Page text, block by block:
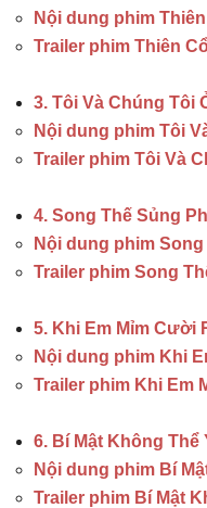
Nội dung phim
Trailer phim Thiên
3. Tôi Và Chúng Tôi
Nội dung phim Tôi
Trailer phim Tôi Và
4. Song Thế Sủng
Nội dung phim
Trailer phim Song
5. Khi Em Mỉm Cười
Nội dung phim Khi
Trailer phim Khi Em
6. Bí Mật Không
Nội dung phim Bí
Trailer phim Bí Mật